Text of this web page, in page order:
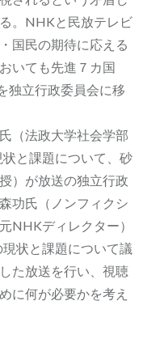
。NHKと民放テレビ
国民の期待に応える
いても先進７カ国
独立行政委員会に移
（法政大学社会学部
と課題について、砂
）が放送の独立行政
功氏（ノンフィクシ
NHKディレクター）
状と課題について議
た放送を行い、視聴
に何が必要かを考え